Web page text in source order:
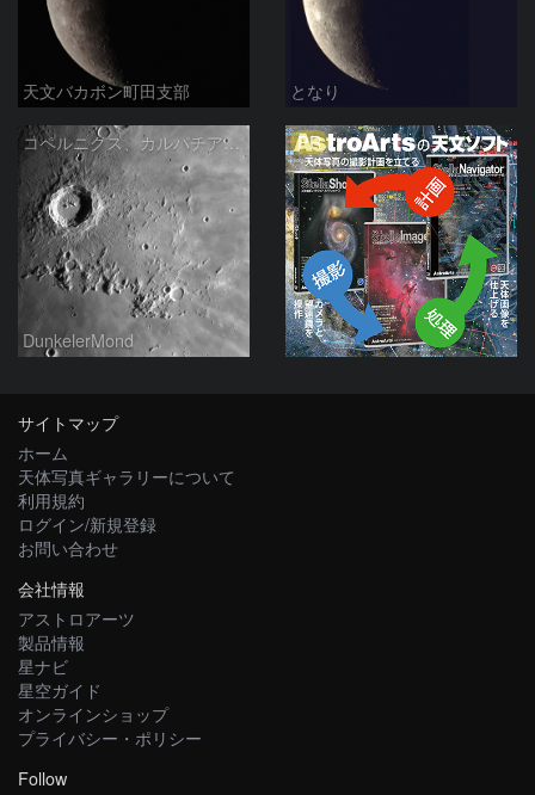
天文バカボン町田支部 となり
コペルニクス、カルパチア山脈付近
DunkelerMond
PR
サイトマップ
ホーム
天体写真ギャラリーについて
利用規約
ログイン/新規登録
お問い合わせ
会社情報
アストロアーツ
製品情報
星ナビ
星空ガイド
オンラインショップ
プライバシー・ポリシー
Follow